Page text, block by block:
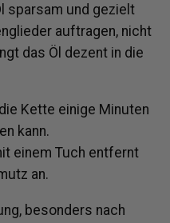
sparsam und gezielt
auftragen, nicht
das Öl dezent in die
Kette einige Minuten
kann.
einem Tuch entfernt
an.
besonders nach